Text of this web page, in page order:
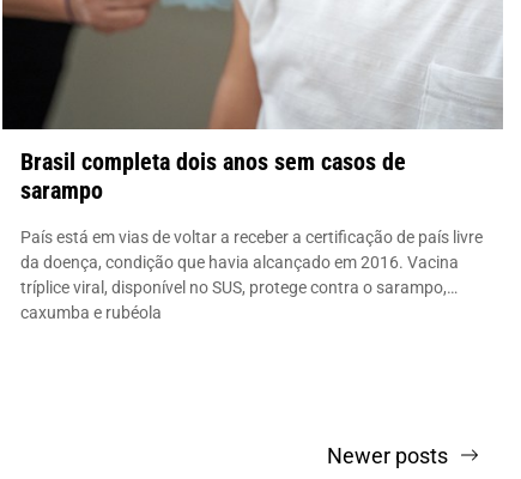
Brasil completa dois anos sem casos de
sarampo
País está em vias de voltar a receber a certificação de país livre
da doença, condição que havia alcançado em 2016. Vacina
tríplice viral, disponível no SUS, protege contra o sarampo,
caxumba e rubéola
Newer posts